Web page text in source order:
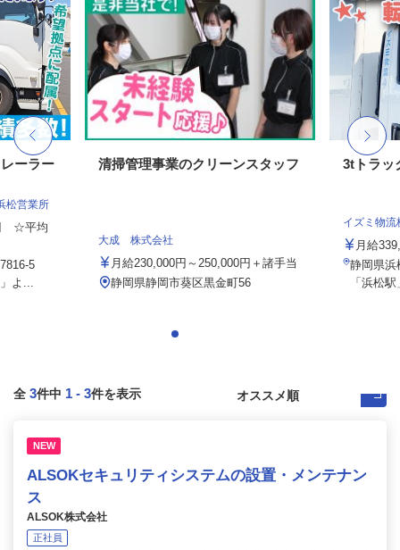
ーラー
松営業所
☆平均
5
よ...
清掃管理事業のクリーンスタッフ
大成 株式会社
月給230,000円～250,000円＋諸手当
静岡県静岡市葵区黒金町56
3tトラッ
イズミ物
月給
静岡県浜
「浜松
全 3件中 1 - 3件を表示
NEW
ALSOKセキュリティシステムの設置・メンテナン
ス
ALSOK株式会社
正社員